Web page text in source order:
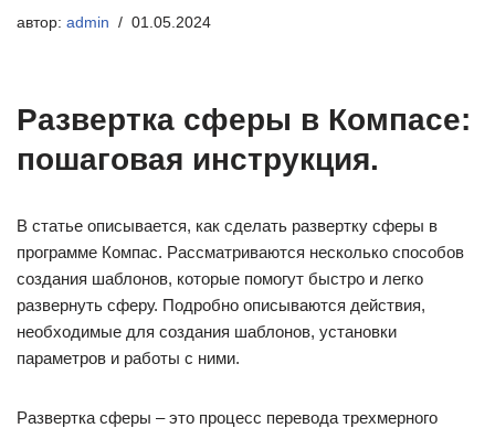
автор: admin 01.05.2024
Развертка сферы в Компасе:
пошаговая инструкция.
В статье описывается, как сделать развертку сферы в
программе Компас. Рассматриваются несколько способов
создания шаблонов, которые помогут быстро и легко
развернуть сферу. Подробно описываются действия,
необходимые для создания шаблонов, установки
параметров и работы с ними.
Развертка сферы – это процесс перевода трехмерного